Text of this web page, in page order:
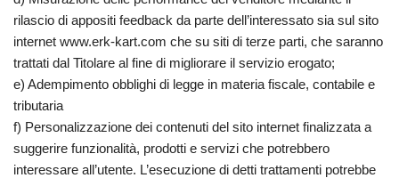
rilascio di appositi feedback da parte dell’interessato sia sul sito
internet www.erk-kart.com che su siti di terze parti, che saranno
trattati dal Titolare al fine di migliorare il servizio erogato;
e) Adempimento obblighi di legge in materia fiscale, contabile e
tributaria
f) Personalizzazione dei contenuti del sito internet finalizzata a
suggerire funzionalità, prodotti e servizi che potrebbero
interessare all’utente. L’esecuzione di detti trattamenti potrebbe